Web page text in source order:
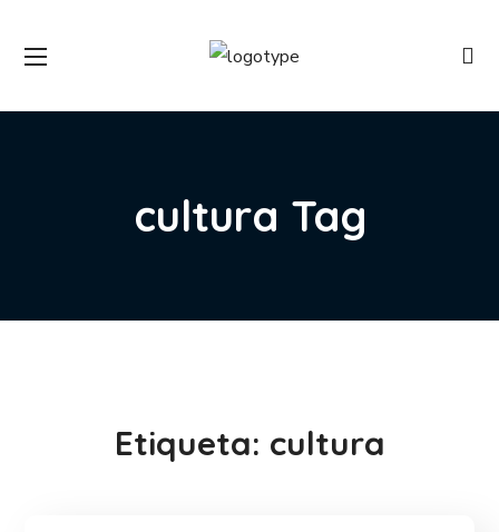
cultura Tag
Etiqueta: cultura